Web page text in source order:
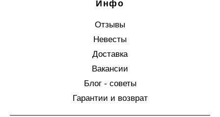
Инфо
Отзывы
Невесты
Доставка
Вакансии
Блог - советы
Гарантии и возврат